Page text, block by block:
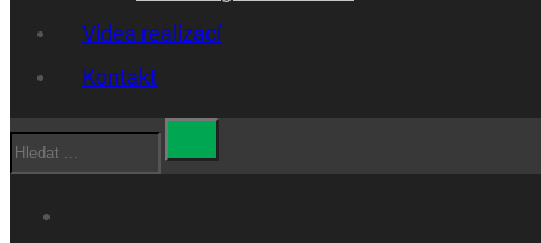
Videa realizací
Kontakt
Hledat